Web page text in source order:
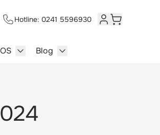
Blog
Hotline: 0241 5596930 Kundenkonto
Warenkorb